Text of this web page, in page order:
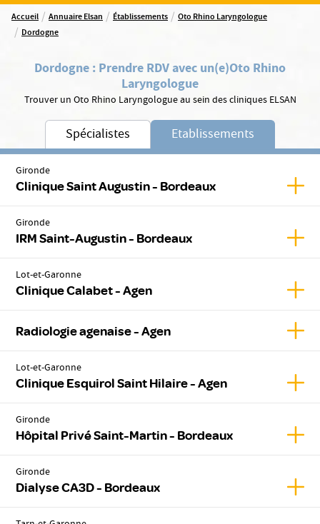
Accueil / Annuaire Elsan / Établissements / Oto Rhino Laryngologue
/ Dordogne
Dordogne : Prendre RDV avec un(e)Oto Rhino
Laryngologue
Trouver un Oto Rhino Laryngologue au sein des cliniques ELSAN
Spécialistes Etablissements
Gironde
Clinique Saint Augustin - Bordeaux
Gironde
IRM Saint-Augustin - Bordeaux
Lot-et-Garonne
Clinique Calabet - Agen
Radiologie agenaise - Agen
Lot-et-Garonne
Clinique Esquirol Saint Hilaire - Agen
Gironde
Hôpital Privé Saint-Martin - Bordeaux
Gironde
Dialyse CA3D - Bordeaux